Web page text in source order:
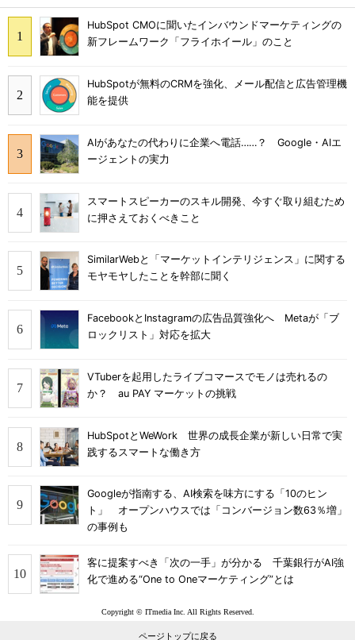
HubSpot CMOに聞いたインバウンドマーケティングの
新フレームワーク「フライホイール」のこと
HubSpotが無料のCRMを強化、メール配信と広告管理機
能を提供
AIがあなたの代わりに企業へ電話……？ Google・AIエ
ージェントの実力
スマートスピーカーのスキル開発、今すぐ取り組むため
に押さえておくべきこと
SimilarWebと「マーケットインテリジェンス」に関する
モヤモヤしたことを幹部に聞く
FacebookとInstagramの広告品質強化へ Metaが「ブ
ロックリスト」対応を拡大
VTuberを起用したライブコマースでモノは売れるの
か？ au PAY マーケットの挑戦
HubSpotとWeWork 世界の成長企業が新しい日常で実
践するスマートな働き方
Googleが指南する、AI検索を味方にする「10のヒン
ト」 オープンハウスでは「コンバージョン数63％増」
の事例も
客に提案すべき「次の一手」が分かる 千葉銀行がAI強
化で進める“One to Oneマーケティング”とは
Copyright © ITmedia Inc. All Rights Reserved.
ページトップに戻る